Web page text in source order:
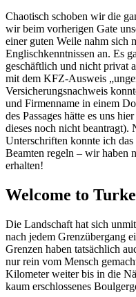
Chaotisch schoben wir die
wir beim vorherigen Gate
einer guten Weile nahm sich
Englischkenntnissen an. Es
geschäftlich und nicht privat
mit dem KFZ-Ausweis
Versicherungsnachweis
und Firmenname in einem
des Passages hätte es uns
dieses noch nicht beantragt).
Unterschriften konnte ich
Beamten regeln – wir haben
erhalten!
Welcome to
Die Landschaft hat sich
nach jedem Grenzübergang
Grenzen haben tatsächlich
nur rein vom Mensch
Kilometer weiter bis in die
kaum erschlossenes